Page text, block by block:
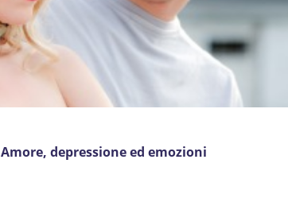
Amore, depressione ed emozioni